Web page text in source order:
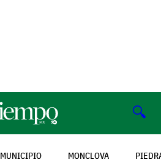
🔍
MUNICIPIO MONCLOVA